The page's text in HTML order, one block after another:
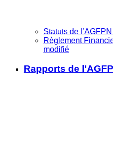
Statuts de
Règlement
modifié
Rapports de